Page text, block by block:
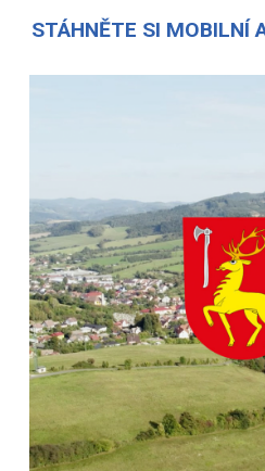
STÁHNĚTE SI MOBILNÍ